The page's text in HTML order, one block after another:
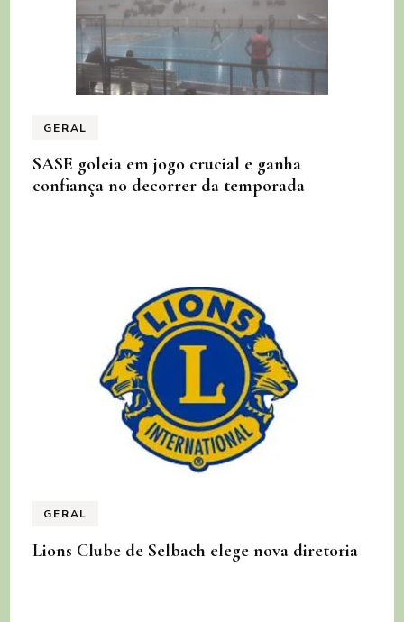
GERAL
SASE goleia em jogo crucial e ganha
confiança no decorrer da temporada
GERAL
Lions Clube de Selbach elege nova diretoria